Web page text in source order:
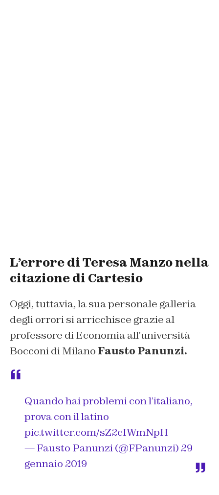
L’errore di Teresa Manzo nella
citazione di Cartesio
Oggi, tuttavia, la sua personale galleria
degli orrori si arricchisce grazie al
professore di Economia all’università
Bocconi di Milano Fausto Panunzi.
Quando hai problemi con l’italiano,
prova con il latino
pic.twitter.com/sZ2cIWmNpH
— Fausto Panunzi (@FPanunzi) 29
gennaio 2019